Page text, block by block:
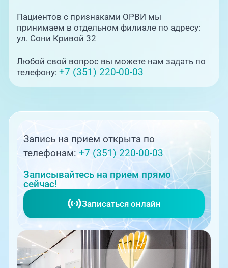
Пациентов с признаками ОРВИ мы
принимаем в отдельном филиале по адресу:
ул. Сони Кривой 32
Любой свой вопрос вы можете нам задать по
телефону:+7 (351) 220-00-03
Запись на прием открыта по
телефонам:+7 (351) 220-00-03
Записывайтесь на прием прямо
сейчас!
Записаться онлайн